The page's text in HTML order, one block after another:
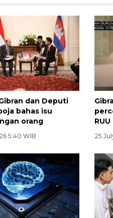
dan Deputi
bahas isu
orang
5:40 WIB 25